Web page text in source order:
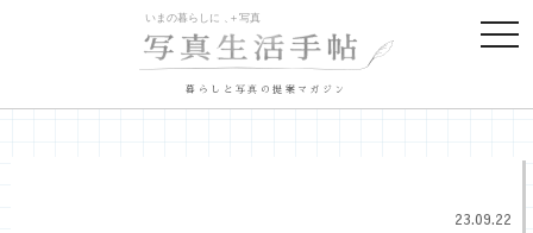
暮らしと写真の提案マガジン
23.09.22